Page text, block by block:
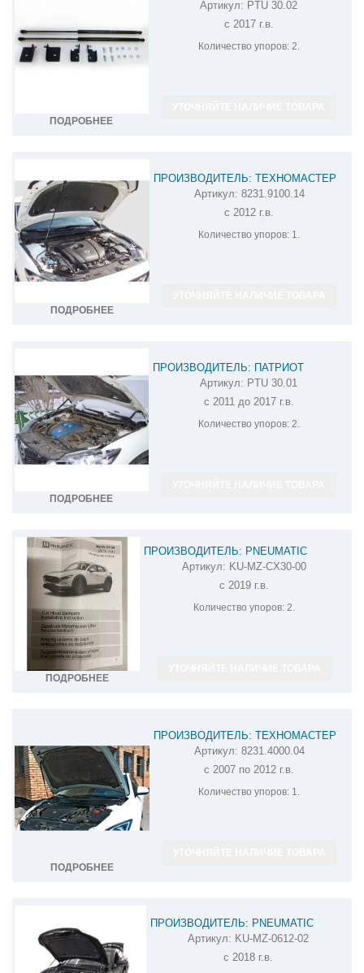
ПОДРОБНЕЕ
АМОРТИЗАТОР (УПОР) КАПОТА НА
MAZDA CX-5 PTU 30.02
Артикул: PTU 30.02
с 2017 г.в.
Количество упоров:2.
ПОДРОБНЕЕ
ПРОИЗВОДИТЕЛЬ: ТЕХНОМАСТЕР
АМОРТИЗАТОР (УПОР) КАПОТА НА
MAZDA 6 8231.9100.14
Артикул: 8231.9100.14
с 2012 г.в.
Количество упоров: 1.
ПОДРОБНЕЕ
ПРОИЗВОДИТЕЛЬ: ПАТРИОТ
АМОРТИЗАТОР (УПОР) КАПОТА НА
MAZDA CX-5 PTU 30.01
Артикул: PTU 30.01
с 2011 до 2017 г.в.
Количество упоров:2.
ПОДРОБНЕЕ
ПРОИЗВОДИТЕЛЬ: PNEUMATIC
АМОРТИЗАТОР (УПОР) КАПОТА НА MAZDA
CX-30 KU-MZ-CX30-00
Артикул: KU-MZ-CX30-00
с 2019 г.в.
Количество упоров: 2.
ПОДРОБНЕЕ
ПРОИЗВОДИТЕЛЬ: ТЕХНОМАСТЕР
АМОРТИЗАТОР (УПОР) КАПОТА НА
MAZDA 6 8231.4000.04
Артикул: 8231.4000.04
с 2007 по 2012 г.в.
Количество упоров: 1.
ПРОИЗВОДИТЕЛЬ: PNEUMATIC
АМОРТИЗАТОР (УПОР) КАПОТА НА
MAZDA 6 KU-MZ-0612-02
Артикул: KU-MZ-0612-02
с 2018 г.в.